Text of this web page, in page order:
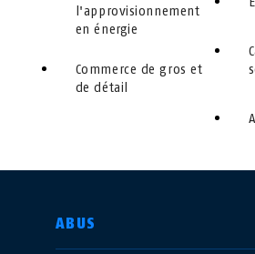
l'approvisionnement
en énergie
Commerce de gros et
de détail
ABUS
CHOISIR UN PAYS